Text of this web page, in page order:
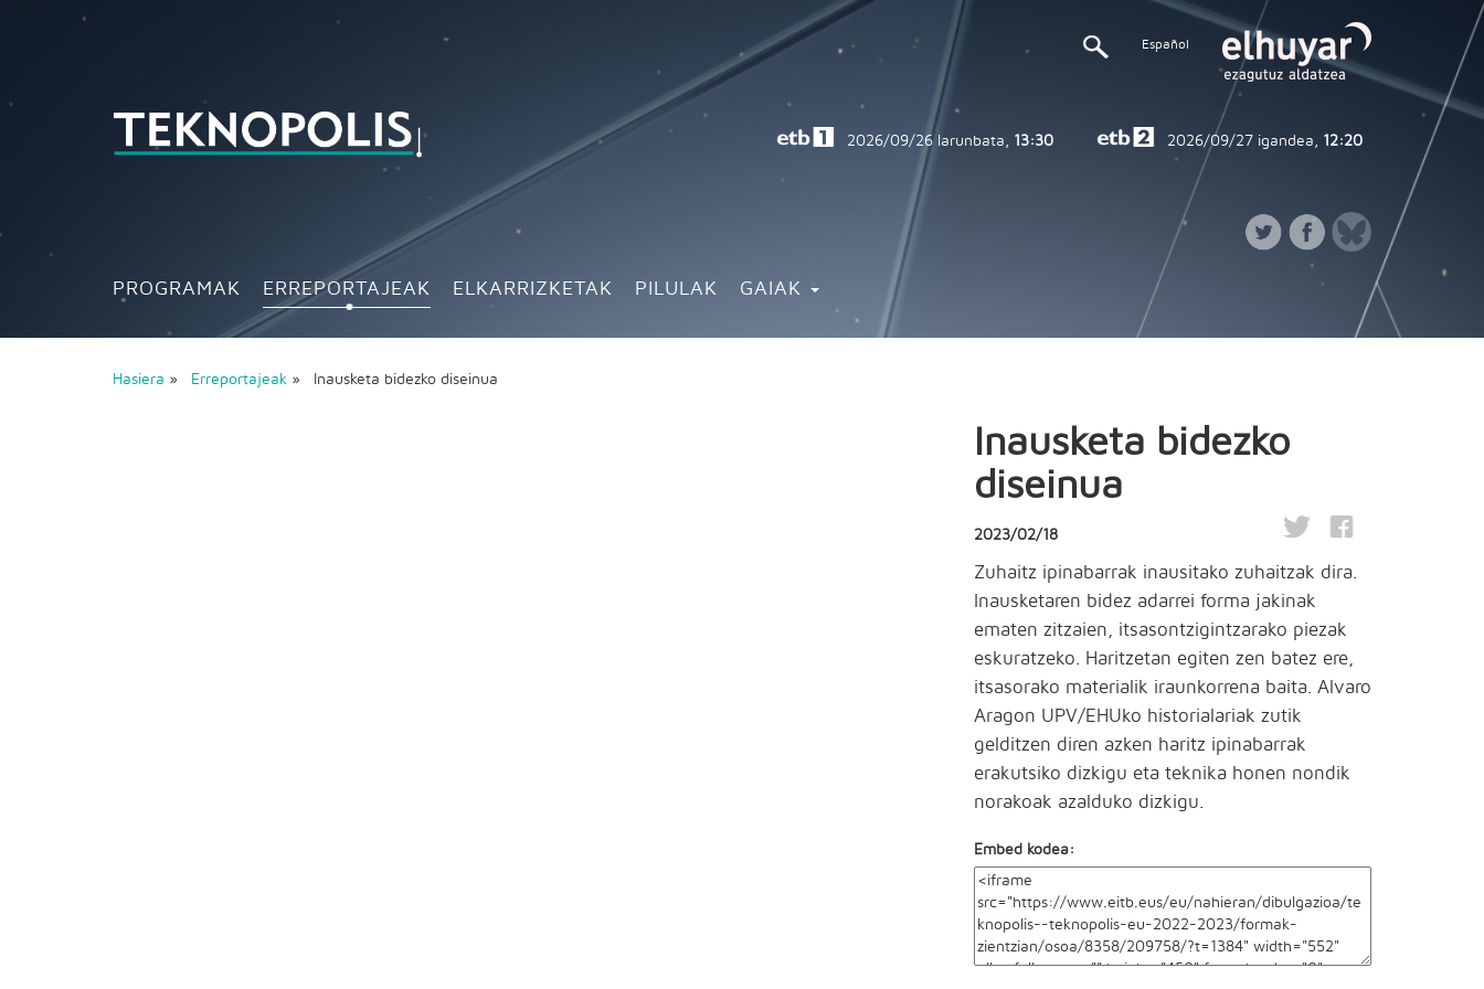
Español
PROGRAMAK ERREPORTAJEAK ELKARRIZKETAK PILULAK GAIAK
2026/09/26 larunbata, 13:30 2026/09/27 igandea, 12:20
Hasiera » Erreportajeak » Inausketa bidezko diseinua
Inausketa bidezko
diseinua
2023/02/18
Zuhaitz ipinabarrak inausitako zuhaitzak dira.
Inausketaren bidez adarrei forma jakinak
ematen zitzaien, itsasontzigintzarako piezak
eskuratzeko. Haritzetan egiten zen batez ere,
itsasorako materialik iraunkorrena baita. Alvaro
Aragon UPV/EHUko historialariak zutik
gelditzen diren azken haritz ipinabarrak
erakutsiko dizkigu eta teknika honen nondik
norakoak azalduko dizkigu.
Embed kodea: